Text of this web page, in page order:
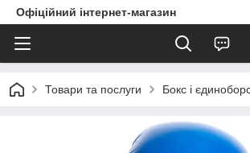
Офіційний інтернет-магазин
Товари та послуги Бокс і